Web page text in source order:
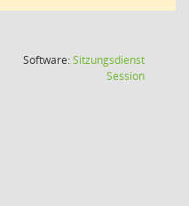
Software:Sitzungsdienst
Session(Wird in